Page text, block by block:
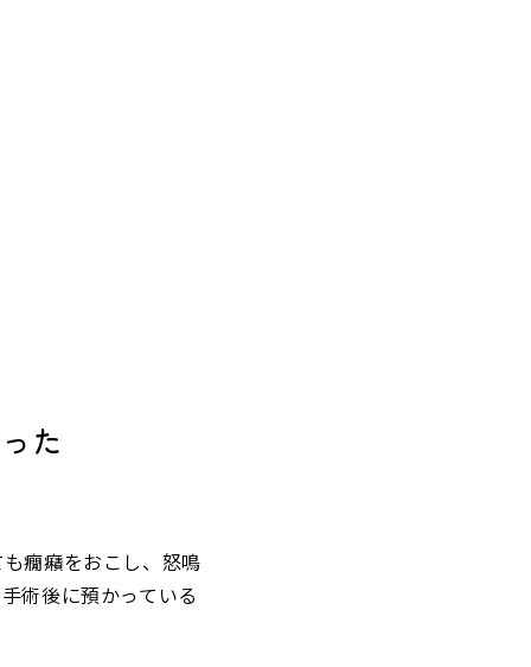
た
癇癪をおこし、怒鳴
術後に預かっている